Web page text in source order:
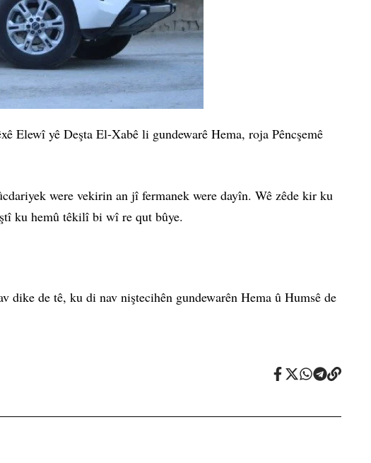
Elewî yê Deşta El-Xabê li gundewarê Hema, roja Pêncşemê
were vekirin an jî fermanek were dayîn. Wê zêde kir ku
ku hemû têkilî bi wî re qut bûye.
dike de tê, ku di nav niştecihên gundewarên Hema û Humsê de